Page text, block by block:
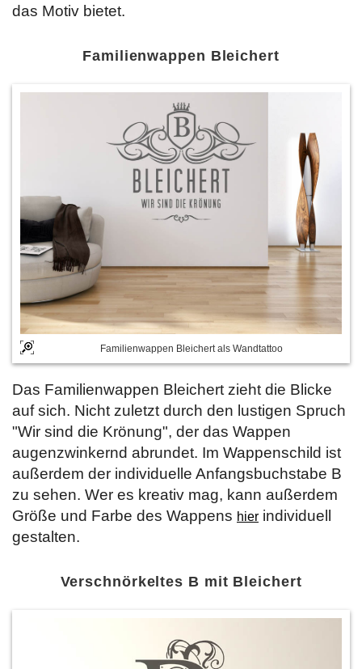
das Motiv bietet.
Familienwappen Bleichert
Familienwappen Bleichert als Wandtattoo
Das Familienwappen Bleichert zieht die Blicke
auf sich. Nicht zuletzt durch den lustigen Spruch
"Wir sind die Krönung", der das Wappen
augenzwinkernd abrundet. Im Wappenschild ist
außerdem der individuelle Anfangsbuchstabe B
zu sehen. Wer es kreativ mag, kann außerdem
Größe und Farbe des Wappens hier individuell
gestalten.
Verschnörkeltes B mit Bleichert